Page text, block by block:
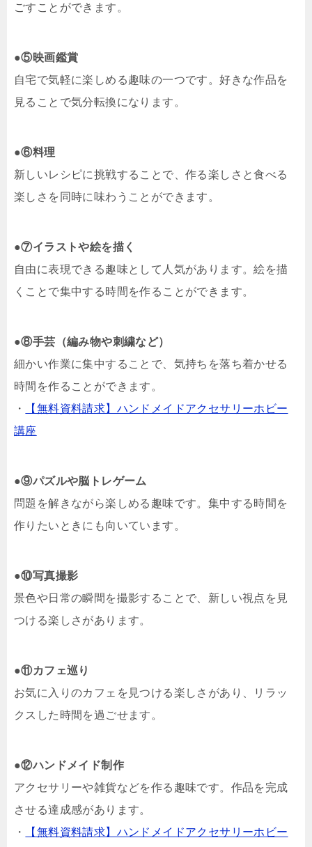
ごすことができます。
●⑤映画鑑賞
自宅で気軽に楽しめる趣味の一つです。好きな作品を
見ることで気分転換になります。
●⑥料理
新しいレシピに挑戦することで、作る楽しさと食べる
楽しさを同時に味わうことができます。
●⑦イラストや絵を描く
自由に表現できる趣味として人気があります。絵を描
くことで集中する時間を作ることができます。
●⑧手芸（編み物や刺繍など）
細かい作業に集中することで、気持ちを落ち着かせる
時間を作ることができます。
・
【無料資料請求】ハンドメイドアクセサリーホビー
講座
●⑨パズルや脳トレゲーム
問題を解きながら楽しめる趣味です。集中する時間を
作りたいときにも向いています。
●⑩写真撮影
景色や日常の瞬間を撮影することで、新しい視点を見
つける楽しさがあります。
●⑪カフェ巡り
お気に入りのカフェを見つける楽しさがあり、リラッ
クスした時間を過ごせます。
●⑫ハンドメイド制作
アクセサリーや雑貨などを作る趣味です。作品を完成
させる達成感があります。
・
【無料資料請求】ハンドメイドアクセサリーホビー